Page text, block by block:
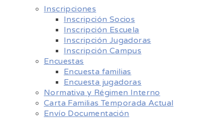
Inscripciones
Inscripción Socios
Inscripción Escuela
Inscripción Jugadoras
Inscripción Campus
Encuestas
Encuesta familias
Encuesta jugadoras
Normativa y Régimen Interno
Carta Familias Temporada Actual
Envío Documentación